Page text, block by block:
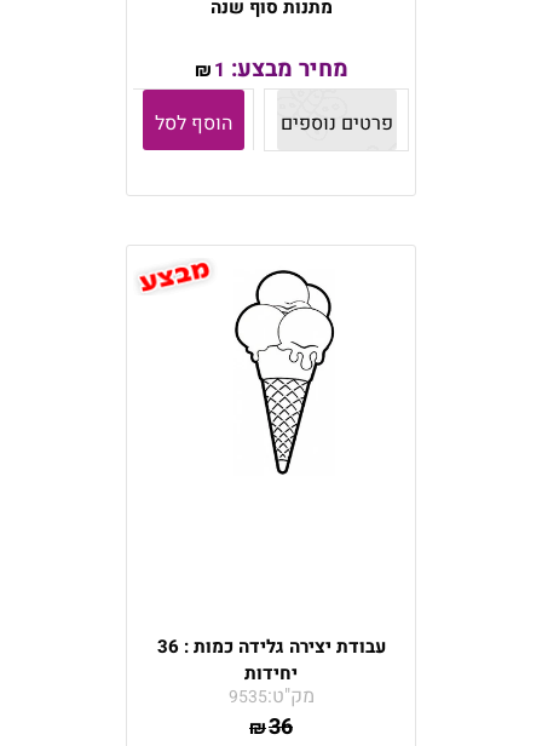
מתנות סוף שנה
מחיר מבצע: ₪1
פרטים נוספים
הוסף לסל
עבודת יצירה גלידה כמות : 36
יחידות
מק"ט:9535
₪36